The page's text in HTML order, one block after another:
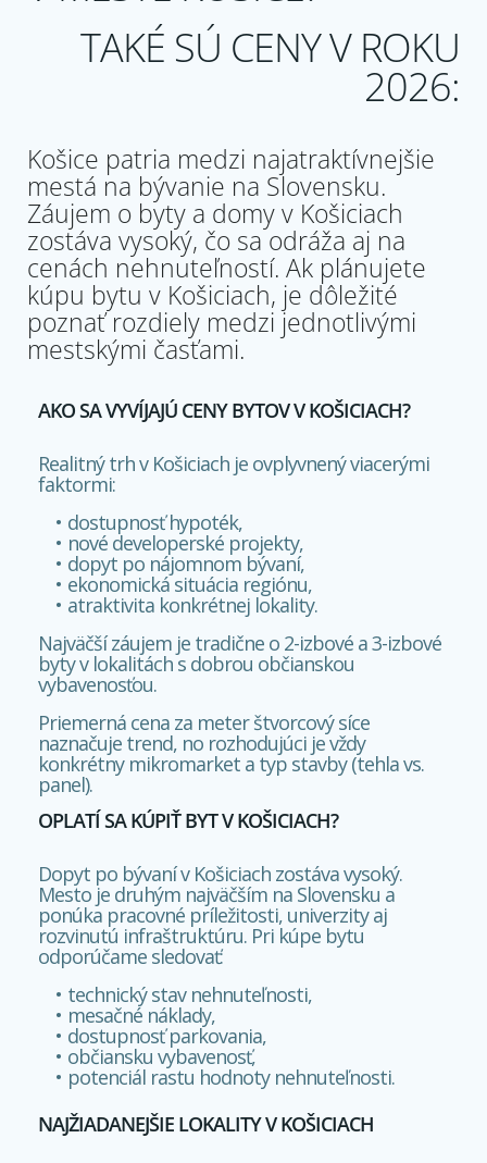
TAKÉ SÚ CENY V ROKU
2026:
Košice patria medzi najatraktívnejšie
mestá na bývanie na Slovensku.
Záujem o byty a domy v Košiciach
zostáva vysoký, čo sa odráža aj na
cenách nehnuteľností. Ak plánujete
kúpu bytu v Košiciach, je dôležité
poznať rozdiely medzi jednotlivými
mestskými časťami.
AKO SA VYVÍJAJÚ CENY BYTOV V KOŠICIACH?
Realitný trh v Košiciach je ovplyvnený viacerými
faktormi:
dostupnosť hypoték,
nové developerské projekty,
dopyt po nájomnom bývaní,
ekonomická situácia regiónu,
atraktivita konkrétnej lokality.
Najväčší záujem je tradične o 2-izbové a 3-izbové
byty v lokalitách s dobrou občianskou
vybavenosťou.
Priemerná cena za meter štvorcový síce
naznačuje trend, no rozhodujúci je vždy
konkrétny mikromarket a typ stavby (tehla vs.
panel).
OPLATÍ SA KÚPIŤ BYT V KOŠICIACH?
Dopyt po bývaní v Košiciach zostáva vysoký.
Mesto je druhým najväčším na Slovensku a
ponúka pracovné príležitosti, univerzity aj
rozvinutú infraštruktúru. Pri kúpe bytu
odporúčame sledovať:
technický stav nehnuteľnosti,
mesačné náklady,
dostupnosť parkovania,
občiansku vybavenosť,
potenciál rastu hodnoty nehnuteľnosti.
NAJŽIADANEJŠIE LOKALITY V KOŠICIACH